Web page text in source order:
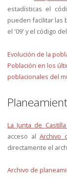
estadísticas el
pueden facilitar las
el '09' y el código
Evolución de la
Población en los
poblacionales del
La Junta de
acceso al Archivo
directamente el
Archivo de